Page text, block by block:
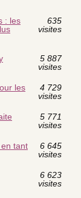
: les
635
visites
5 887
visites
les
4 729
visites
5 771
visites
tant
6 645
visites
6 623
visites